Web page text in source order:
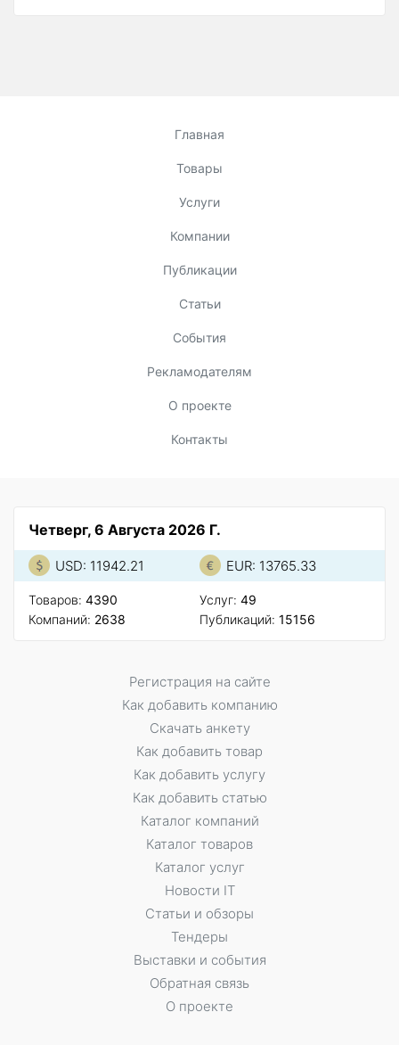
Главная
Товары
Услуги
Компании
Публикации
Статьи
События
Рекламодателям
О проекте
Контакты
Четверг, 6 Августа 2026 Г.
USD: 11942.21 EUR: 13765.33
Товаров: 4390
Компаний: 2638
Услуг: 49
Публикаций: 15156
Регистрация на сайте
Как добавить компанию
Скачать анкету
Как добавить товар
Как добавить услугу
Как добавить статью
Каталог компаний
Каталог товаров
Каталог услуг
Новости IT
Статьи и обзоры
Тендеры
Выставки и события
Обратная связь
О проекте